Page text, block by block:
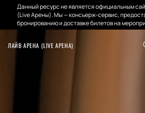
Данный ресурс не является официальным
(Live Арены). Мы — консьерж-сервис,
бронированию и доставке билетов на
ЛАЙВ АРЕНА (LIVE АРЕНА)